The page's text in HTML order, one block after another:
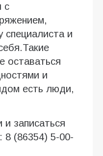
с
специалиста и
оставаться
и
есть люди,
и записаться
(86354) 5-00-